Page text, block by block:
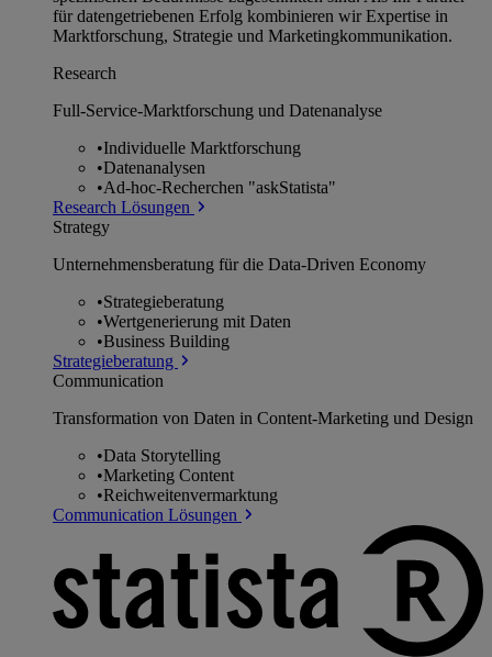
für datengetriebenen Erfolg kombinieren wir Expertise in
Marktforschung, Strategie und Marketingkommunikation.
Research
Full-Service-Marktforschung und Datenanalyse
•Individuelle Marktforschung
•Datenanalysen
•Ad-hoc-Recherchen "askStatista"
Research Lösungen
Strategy
Unternehmens­beratung für die Data-Driven Economy
•Strategieberatung
•Wertgenerierung mit Daten
•Business Building
Strategieberatung
Communication
Transformation von Daten in Content-Marketing und Design
•Data Storytelling
•Marketing Content
•Reichweitenvermarktung
Communication Lösungen